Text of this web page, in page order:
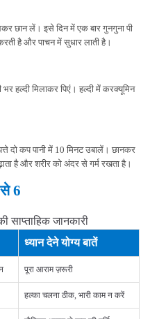
छान लें। इसे दिन में एक बार गुनगुना पी
है और पाचन में सुधार लाती है।
हल्दी मिलाकर पिएं। हल्दी में करक्यूमिन
दो कप पानी में 10 मिनट उबालें। छानकर
है और शरीर को अंदर से गर्म रखता है।
6
साप्ताहिक जानकारी
ध्यान देने योग्य बातें
पूरा आराम ज़रूरी
हल्का चलना ठीक, भारी काम न करें